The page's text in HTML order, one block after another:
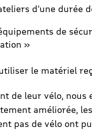
d’une durée
de
»
le matériel
de leur vélo, nous
améliorée,
pas de vélo ont